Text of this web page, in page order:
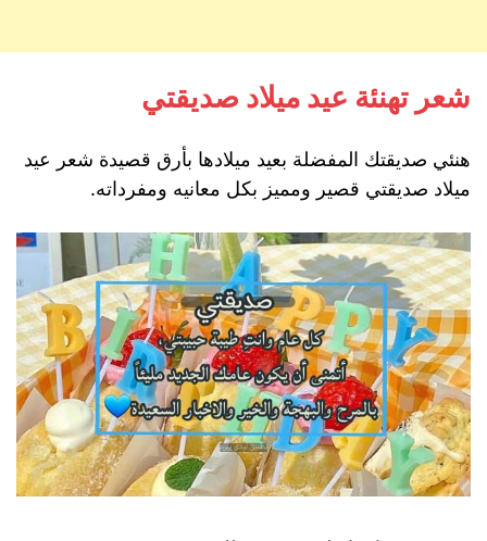
شعر تهنئة عيد ميلاد صديقتي
هنئي صديقتك المفضلة بعيد ميلادها بأرق قصيدة شعر عيد
ميلاد صديقتي قصير ومميز بكل معانيه ومفرداته.